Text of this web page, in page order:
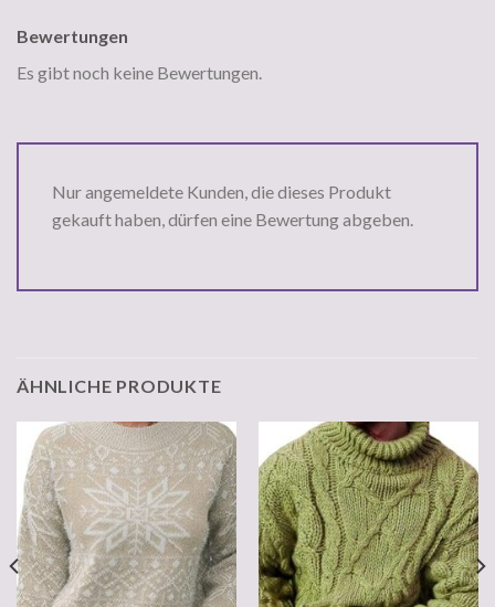
Bewertungen
Es gibt noch keine Bewertungen.
Nur angemeldete Kunden, die dieses Produkt
gekauft haben, dürfen eine Bewertung abgeben.
ÄHNLICHE PRODUKTE